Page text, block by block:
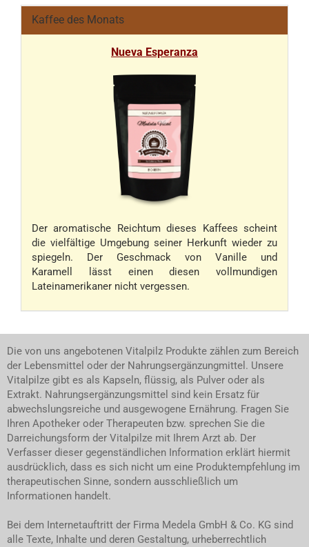
Kaffee des Monats
Nueva Esperanza
Der aromatische Reichtum dieses Kaffees scheint
die vielfältige Umgebung seiner Herkunft wieder zu
spiegeln. Der Geschmack von Vanille und
Karamell lässt einen diesen vollmundigen
Lateinamerikaner nicht vergessen.
Die von uns angebotenen Vitalpilz Produkte zählen zum Bereich
der Lebensmittel oder der Nahrungsergänzungmittel. Unsere
Vitalpilze gibt es als Kapseln, flüssig, als Pulver oder als
Extrakt. Nahrungsergänzungsmittel sind kein Ersatz für
abwechslungsreiche und ausgewogene Ernährung. Fragen Sie
Ihren Apotheker oder Therapeuten bzw. sprechen Sie die
Darreichungsform der Vitalpilze mit Ihrem Arzt ab. Der
Verfasser dieser gegenständlichen Information erklärt hiermit
ausdrücklich, dass es sich nicht um eine Produktempfehlung im
therapeutischen Sinne, sondern ausschließlich um
Informationen handelt.
Bei dem Internetauftritt der Firma Medela GmbH & Co. KG sind
alle Texte, Inhalte und deren Gestaltung, urheberrechtlich